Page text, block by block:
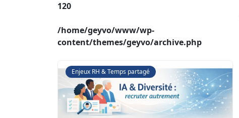
120
/home/geyvo/www/wp-
content/themes/geyvo/archive.php
Enjeux RH & Temps partagé